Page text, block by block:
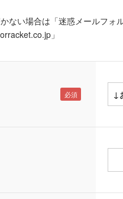
ない場合は「迷惑メールフォ
」